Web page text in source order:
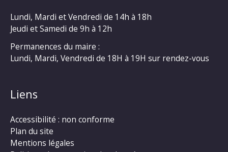
Lundi, Mardi et Vendredi de 14h à 18h
Jeudi et Samedi de 9h à 12h
Permanences du maire :
Lundi, Mardi, Vendredi de 18H à 19H sur rendez-vous
Liens
Accessibilité : non conforme
Plan du site
Mentions légales